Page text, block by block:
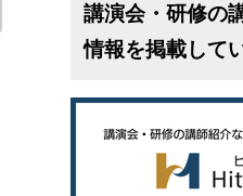
講演会・研修の
情報を掲載して